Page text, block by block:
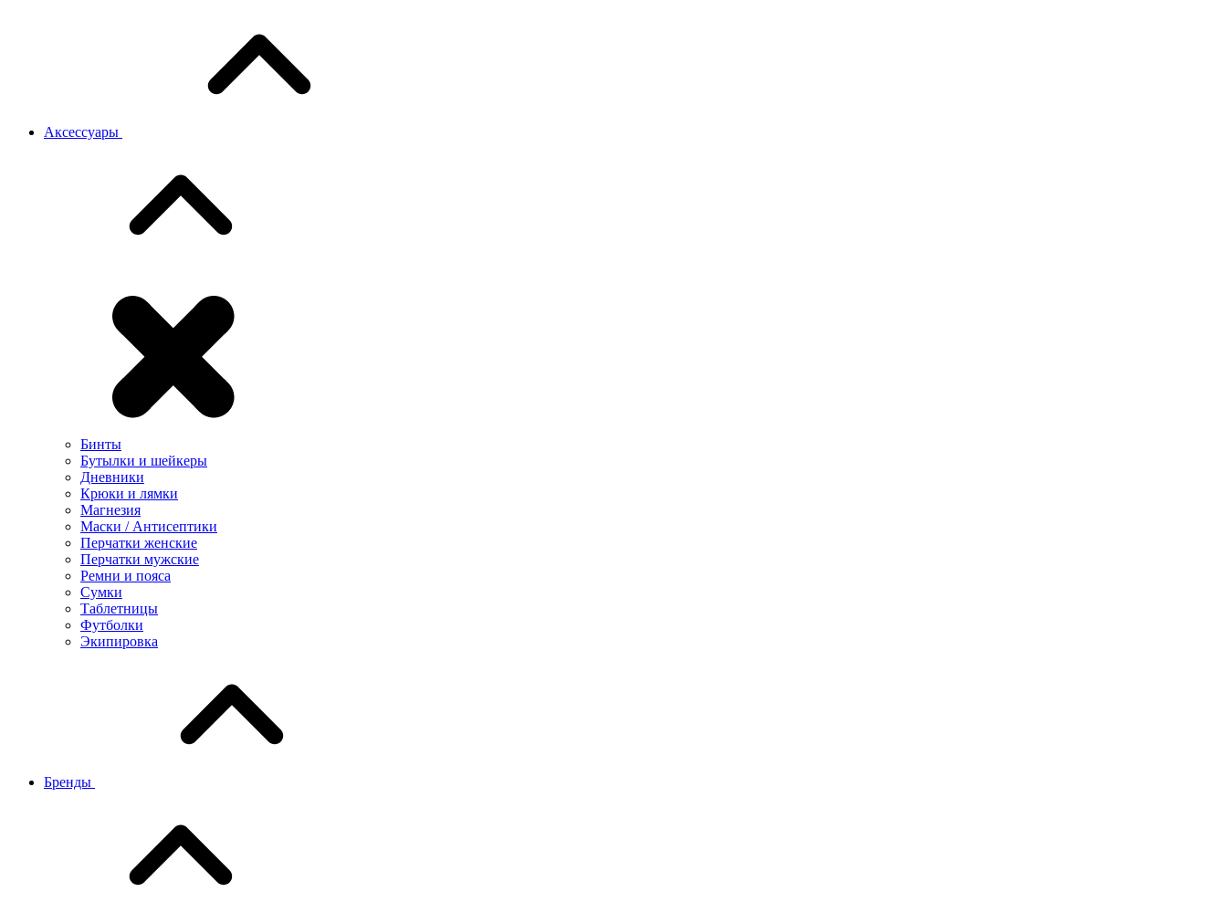
Аксессуары
Бинты
Бутылки и шейкеры
Дневники
Крюки и лямки
Магнезия
Маски / Антисептики
Перчатки женские
Перчатки мужские
Ремни и пояса
Сумки
Таблетницы
Футболки
Экипировка
Бренды